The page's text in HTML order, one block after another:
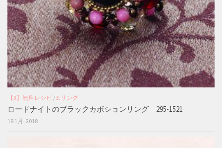
【3】無料レシピ /3.リング
ロードナイトのブラックカボションリング 295-1521
18 1月, 2018